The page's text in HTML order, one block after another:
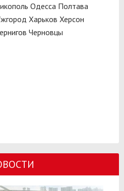
Одесса Полтава
Харьков Херсон
Черновцы